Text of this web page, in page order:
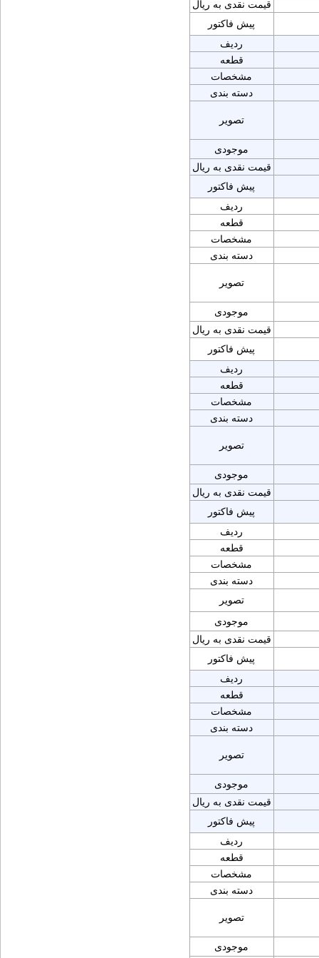
قیمت نقدی به ریال
پیش فاکتور
ردیف
قطعه
مشخصات
دسته بندی
تصویر
موجودی
قیمت نقدی به ریال
پیش فاکتور
ردیف
قطعه
مشخصات
دسته بندی
تصویر
موجودی
قیمت نقدی به ریال
پیش فاکتور
ردیف
قطعه
مشخصات
دسته بندی
تصویر
موجودی
قیمت نقدی به ریال
پیش فاکتور
ردیف
قطعه
مشخصات
دسته بندی
تصویر
موجودی
قیمت نقدی به ریال
پیش فاکتور
ردیف
قطعه
مشخصات
دسته بندی
تصویر
موجودی
قیمت نقدی به ریال
پیش فاکتور
ردیف
قطعه
مشخصات
دسته بندی
تصویر
موجودی